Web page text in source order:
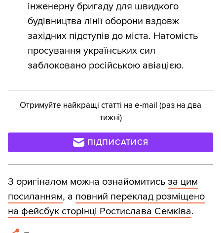
інженерну бригаду для швидкого
будівництва лінії оборони вздовж
західних підступів до міста. Натомість
просування українських сил
заблоковано російською авіацією.
Отримуйте найкращі статті на e-mail (раз на два
тижні)
ПІДПИСАТИСЯ
З оригіналом можна ознайомитись за цим
посиланням, а повний переклад розміщено
на фейсбук сторінці Ростислава Семківа.